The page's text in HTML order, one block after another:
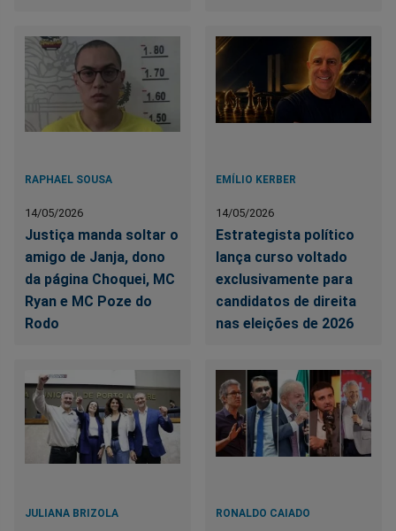
RAPHAEL SOUSA
14/05/2026
Justiça manda soltar o
amigo de Janja, dono
da página Choquei, MC
Ryan e MC Poze do
Rodo
EMÍLIO KERBER
14/05/2026
Estrategista político
lança curso voltado
exclusivamente para
candidatos de direita
nas eleições de 2026
JULIANA BRIZOLA RONALDO CAIADO